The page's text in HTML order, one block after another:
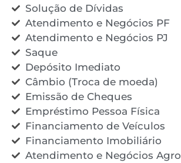
Solução de Dívidas
Atendimento e Negócios PF
Atendimento e Negócios PJ
Saque
Depósito Imediato
Câmbio (Troca de moeda)
Emissão de Cheques
Empréstimo Pessoa Física
Financiamento de Veículos
Financiamento Imobiliário
Atendimento e Negócios Agro